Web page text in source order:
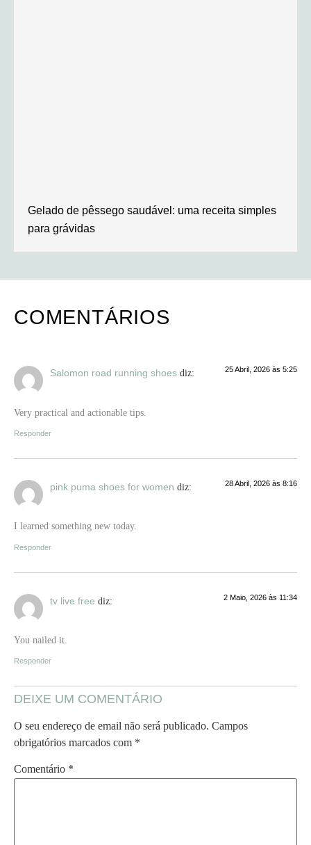
Gelado de pêssego saudável: uma receita simples
para grávidas
COMENTÁRIOS
Salomon road running shoes diz: 25 Abril, 2026 às 5:25
Very practical and actionable tips.
Responder
pink puma shoes for women diz: 28 Abril, 2026 às 8:16
I learned something new today.
Responder
tv live free diz: 2 Maio, 2026 às 11:34
You nailed it.
Responder
DEIXE UM COMENTÁRIO
O seu endereço de email não será publicado. Campos
obrigatórios marcados com *
Comentário *